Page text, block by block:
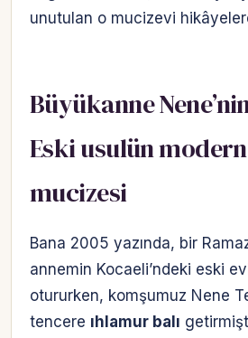
unutulan o mucizevi
Büyükanne
Eski usulün
mucizesi
Bana 2005 yazında, bir
annemin Kocaeli’ndeki eski
otururken, komşumuz Nene
tencere ıhlamur balı